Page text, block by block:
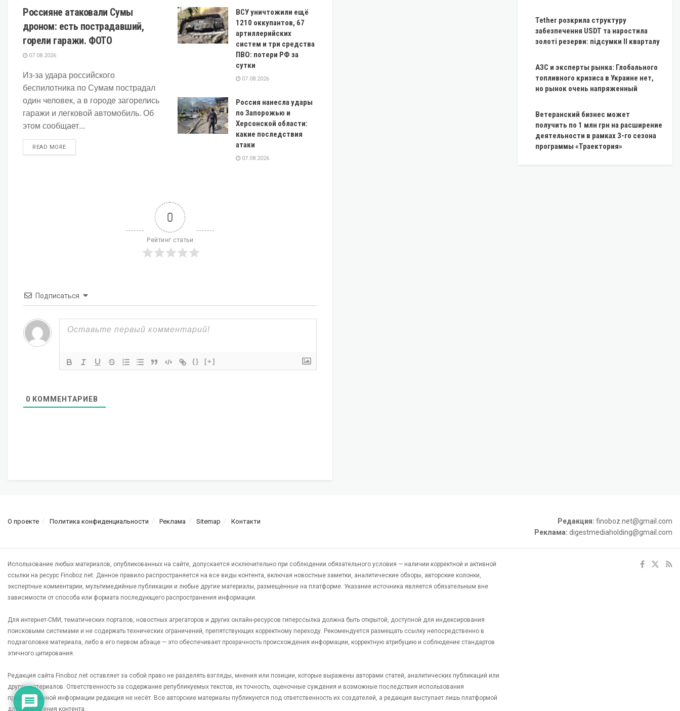
Россияне атаковали Сумы
дроном: есть пострадавший,
горели гаражи. ФОТО
07.08.2026
Из-за удара российского
беспилотника по Сумам пострадал
один человек, а в городе загорелись
гаражи и легковой автомобиль. Об
этом сообщает...
READ MOREDETAILS
ВСУ уничтожили ещё
1210 оккупантов, 67
артиллерийских
систем и три средства
ПВО: потери РФ за
сутки
07.08.2026
Россия нанесла удары
по Запорожью и
Херсонской области:
какие последствия
атаки
07.08.2026
0
Рейтинг статьи
Подписаться
{} [+]
0 КОММЕНТАРИЕВ
Tether розкрила структуру
забезпечення USDT та наростила
золоті резерви: підсумки II кварталу
АЗС и эксперты рынка: Глобального
топливного кризиса в Украине нет,
но рынок очень напряженный
Ветеранский бизнес может
получить по 1 млн грн на расширение
деятельности в рамках 3-го сезона
программы «Траектория»
О проекте Политика конфиденциальности Реклама Sitemap Контакти Редакция: finoboz.net@gmail.com
Реклама: digestmediaholding@gmail.com
Использование любых материалов, опубликованных на сайте, допускается исключительно при соблюдении обязательного условия — наличии корректной и активной
ссылки на ресурс Finoboz.net. Данное правило распространяется на все виды контента, включая новостные заметки, аналитические обзоры, авторские колонки,
экспертные комментарии, мультимедийные публикации и любые другие материалы, размещённые на платформе. Указание источника является обязательным вне
зависимости от способа или формата последующего распространения информации.
Для интернет-СМИ, тематических порталов, новостных агрегаторов и других онлайн-ресурсов гиперссылка должна быть открытой, доступной для индексирования
поисковыми системами и не содержать технических ограничений, препятствующих корректному переходу. Рекомендуется размещать ссылку непосредственно в
подзаголовке материала, либо в его первом абзаце — это обеспечивает прозрачность происхождения информации, корректную атрибуцию и соблюдение стандартов
этичного цитирования.
Редакция сайта Finoboz.net оставляет за собой право не разделять взгляды, мнения или позиции, которые выражены авторами статей, аналитических публикаций или
других материалов. Ответственность за содержание републикуемых текстов, их точность, оценочные суждения и возможные последствия использования
представленной информации редакция не несёт. Все авторские материалы публикуются под ответственность их создателей, а редакция выступает лишь платформой
для размещения контента.